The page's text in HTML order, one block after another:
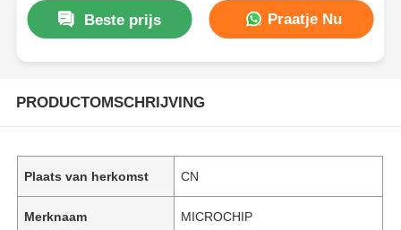
Beste prijs Praatje Nu
PRODUCTOMSCHRIJVING
Plaats van herkomst CN
Merknaam MICROCHIP